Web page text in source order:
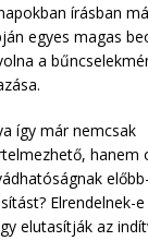
írásban
egyes magas
a
így már nemcsak
hanem
Elrendelnek-e
elutasítják az